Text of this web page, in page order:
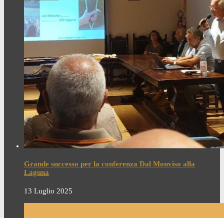
Grande successo per la conferenza Dal Monviso alla
Laguna
13 Luglio 2025